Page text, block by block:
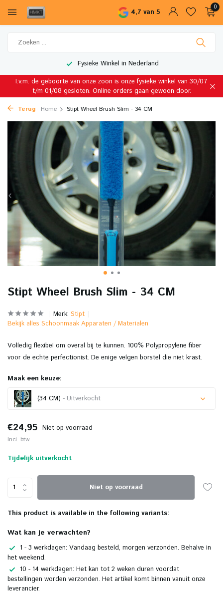
4,7 van 5
0
Fysieke Winkel in Nederland
I.v.m. de geboorte van onze zoon is onze fysieke winkel van 30/07
t/m 01/08 gesloten. Online orders gaan gewoon door.
Terug Home Stipt Wheel Brush Slim - 34 CM
Stipt Wheel Brush Slim - 34 CM
Merk: Stipt
Bekijk alles Schoonmaak Apparaten / Materialen
Volledig flexibel om overal bij te kunnen. 100% Polypropylene fiber
voor de echte perfectionist. De enige velgen borstel die niet krast.
Maak een keuze:
(34 CM) - Uitverkocht
€24,95 Niet op voorraad
Incl. btw
Tijdelijk uitverkocht
Niet op voorraad
This product is available in the following variants:
Wat kan je verwachten?
1 - 3 werkdagen: Vandaag besteld, morgen verzonden. Behalve in
het weekend.
10 - 14 werkdagen: Het kan tot 2 weken duren voordat
bestellingen worden verzonden. Het artikel komt binnen vanuit onze
leverancier.